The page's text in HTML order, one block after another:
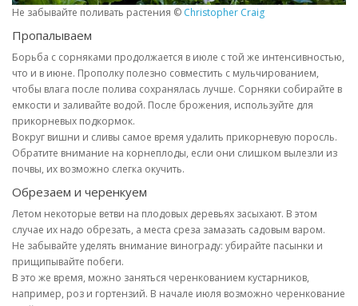
Не забывайте поливать растения © Christopher Craig
Пропалываем
Борьба с сорняками продолжается в июле с той же интенсивностью,
что и в июне. Прополку полезно совместить с мульчированием,
чтобы влага после полива сохранялась лучше. Сорняки собирайте в
емкости и заливайте водой. После брожения, используйте для
прикорневых подкормок.
Вокруг вишни и сливы самое время удалить прикорневую поросль.
Обратите внимание на корнеплоды, если они слишком вылезли из
почвы, их возможно слегка окучить.
Обрезаем и черенкуем
Летом некоторые ветви на плодовых деревьях засыхают. В этом
случае их надо обрезать, а места среза замазать садовым варом.
Не забывайте уделять внимание винограду: убирайте пасынки и
прищипывайте побеги.
В это же время, можно заняться черенкованием кустарников,
например, роз и гортензий. В начале июля возможно черенкование